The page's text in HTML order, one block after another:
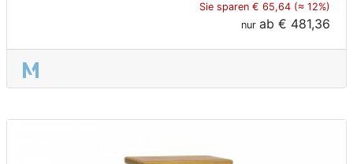
Sie sparen € 65,64 (≈ 12%)
nur ab € 481,36